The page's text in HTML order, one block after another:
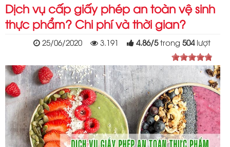
Dịch vụ cấp giấy phép an toàn vệ sinh
thực phẩm? Chi phí và thời gian?
25/06/2020 3.191 4.86/5trong504lượt